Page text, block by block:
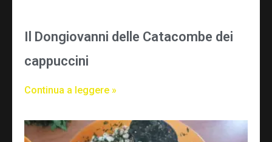
Il Dongiovanni delle Catacombe dei
cappuccini
Continua a leggere »